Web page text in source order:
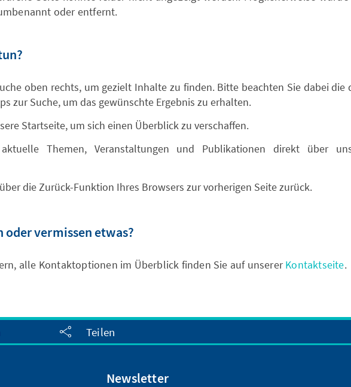
oder entfernt.
oben rechts, um gezielt Inhalte zu finden. Bitte beachten Sie dabei die
zur Suche, um das gewünschte Ergebnis zu erhalten.
Startseite, um sich einen Überblick zu verschaffen.
Themen, Veranstaltungen und Publikationen direkt über
die Zurück-Funktion Ihres Browsers zur vorherigen Seite zurück.
oder vermissen etwas?
alle Kontaktoptionen im Überblick finden Sie auf unsererKontaktseite.
Teilen
Newsletter